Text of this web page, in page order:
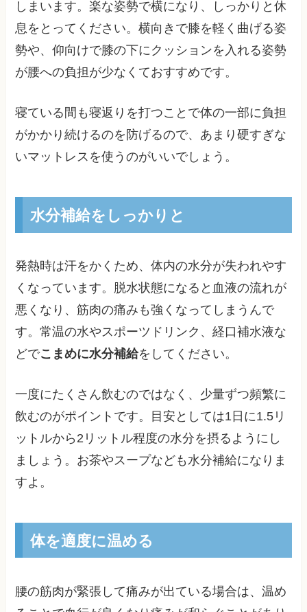
しまいます。楽な姿勢で横になり、しっかりと休
息をとってください。横向きで膝を軽く曲げる姿
勢や、仰向けで膝の下にクッションを入れる姿勢
が腰への負担が少なくておすすめです。
寝ている間も寝返りを打つことで体の一部に負担
がかかり続けるのを防げるので、あまり硬すぎな
いマットレスを使うのがいいでしょう。
水分補給をしっかりと
発熱時は汗をかくため、体内の水分が失われやす
くなっています。脱水状態になると血液の流れが
悪くなり、筋肉の痛みも強くなってしまうんで
す。常温の水やスポーツドリンク、経口補水液な
どでこまめに水分補給をしてください。
一度にたくさん飲むのではなく、少量ずつ頻繁に
飲むのがポイントです。目安としては1日に1.5リ
ットルから2リットル程度の水分を摂るようにし
ましょう。お茶やスープなども水分補給になりま
すよ。
体を適度に温める
腰の筋肉が緊張して痛みが出ている場合は、温め